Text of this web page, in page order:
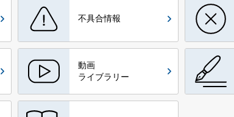
不具合情報
動画
ライブラリー